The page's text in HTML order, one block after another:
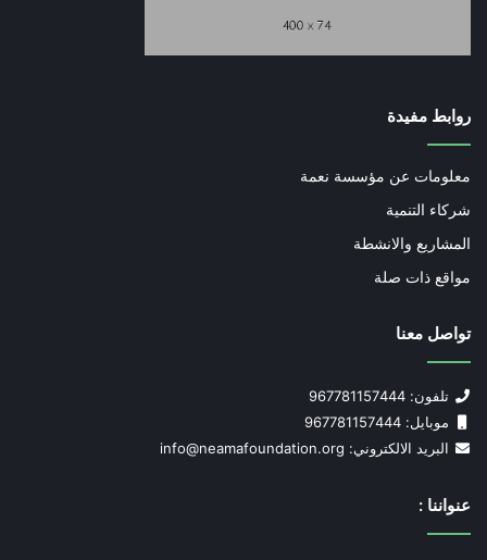
روابط مفيدة
معلومات عن مؤسسة نعمة
شركاء التنمية
المشاريع والانشطة
مواقع ذات صلة
تواصل معنا
تلفون: 967781157444
موبايل: 967781157444
البريد الالكتروني: info@neamafoundation.org
عنواننا :